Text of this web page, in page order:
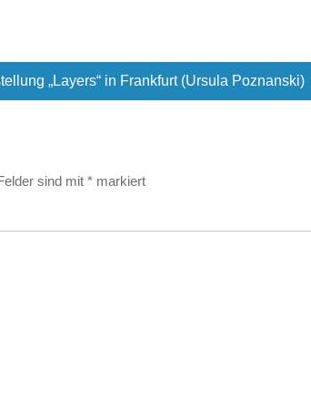
„Layers“ in Frankfurt (Ursula Poznanski)
sind mit * markiert